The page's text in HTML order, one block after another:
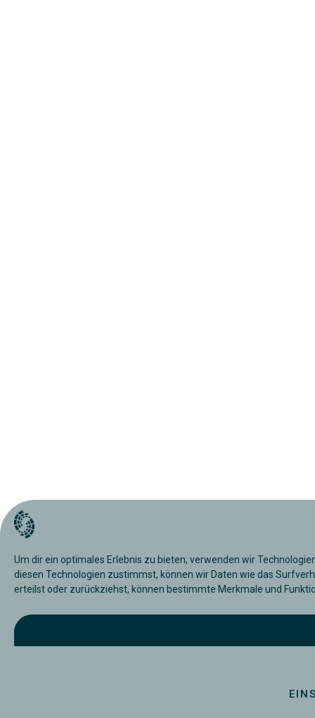
Um dir ein optimales Erlebnis zu bieten, verwenden wir
diesen Technologien zustimmst, können wir Daten wie das
erteilst oder zurückziehst, können bestimmte Merkmale und